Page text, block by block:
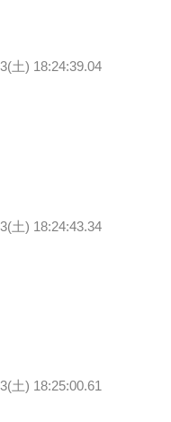
土) 18:24:39.04
土) 18:24:43.34
土) 18:25:00.61